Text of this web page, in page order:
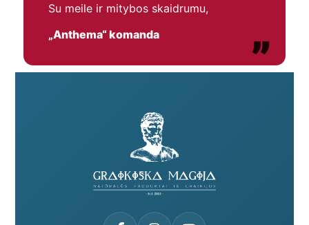
”
Su meile ir mitybos skaidrumu,
„Anthema“ komanda